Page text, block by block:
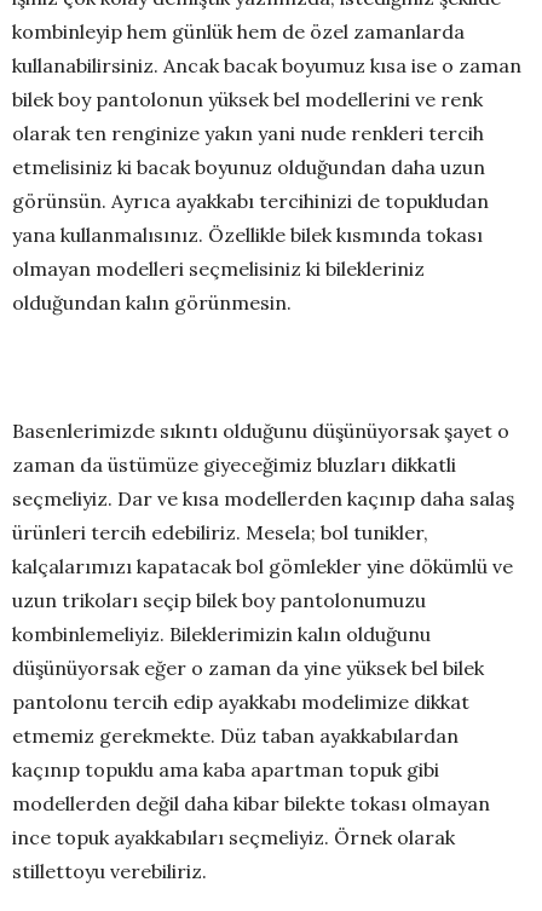
kombinleyip hem günlük hem de özel zamanlarda
kullanabilirsiniz. Ancak bacak boyumuz kısa ise o zaman
bilek boy pantolonun yüksek bel modellerini ve renk
olarak ten renginize yakın yani nude renkleri tercih
etmelisiniz ki bacak boyunuz olduğundan daha uzun
görünsün. Ayrıca ayakkabı tercihinizi de topukludan
yana kullanmalısınız. Özellikle bilek kısmında tokası
olmayan modelleri seçmelisiniz ki bilekleriniz
olduğundan kalın görünmesin.
Basenlerimizde sıkıntı olduğunu düşünüyorsak şayet o
zaman da üstümüze giyeceğimiz bluzları dikkatli
seçmeliyiz. Dar ve kısa modellerden kaçınıp daha salaş
ürünleri tercih edebiliriz. Mesela; bol tunikler,
kalçalarımızı kapatacak bol gömlekler yine dökümlü ve
uzun trikoları seçip bilek boy pantolonumuzu
kombinlemeliyiz. Bileklerimizin kalın olduğunu
düşünüyorsak eğer o zaman da yine yüksek bel bilek
pantolonu tercih edip ayakkabı modelimize dikkat
etmemiz gerekmekte. Düz taban ayakkabılardan
kaçınıp topuklu ama kaba apartman topuk gibi
modellerden değil daha kibar bilekte tokası olmayan
ince topuk ayakkabıları seçmeliyiz. Örnek olarak
stillettoyu verebiliriz.